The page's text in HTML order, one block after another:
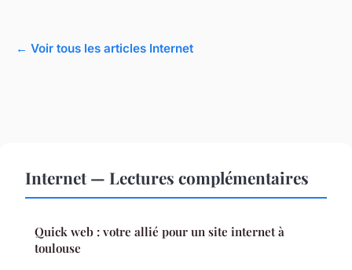
← Voir tous les articles Internet
Internet — Lectures complémentaires
Quick web : votre allié pour un site internet à
toulouse